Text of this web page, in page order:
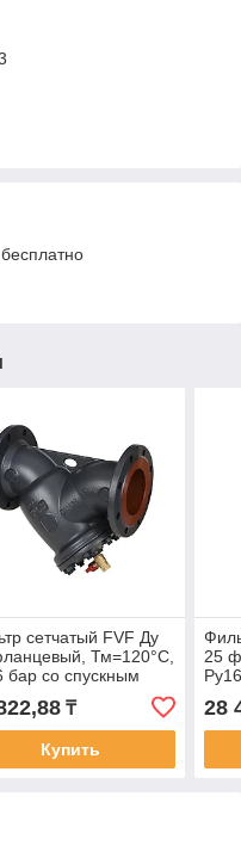
сетчатый FVF Ду
Тм=120°С,
бар со спускным
₸
Купить
25
28